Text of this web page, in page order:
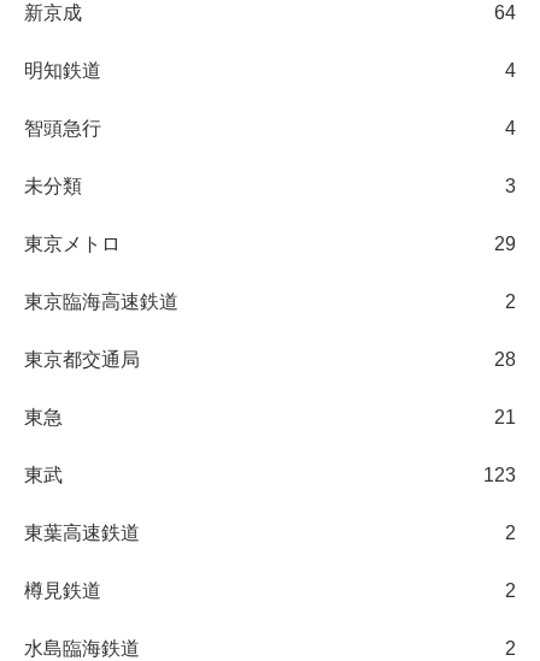
新京成 64
明知鉄道 4
智頭急行 4
未分類 3
東京メトロ 29
東京臨海高速鉄道 2
東京都交通局 28
東急 21
東武 123
東葉高速鉄道 2
樽見鉄道 2
水島臨海鉄道 2